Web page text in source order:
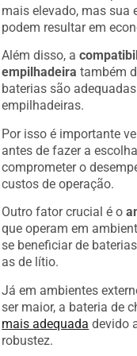
mais elevado, mas sua
podem resultar em
Além disso, a
empilhadeira também
baterias são
empilhadeiras.
Por isso é importante
antes de fazer a
comprometer o
custos de operação.
Outro fator crucial é o
que operam em
se beneficiar de
as de lítio.
Já em ambientes
ser maior, a bateria de
mais adequada devido
robustez.